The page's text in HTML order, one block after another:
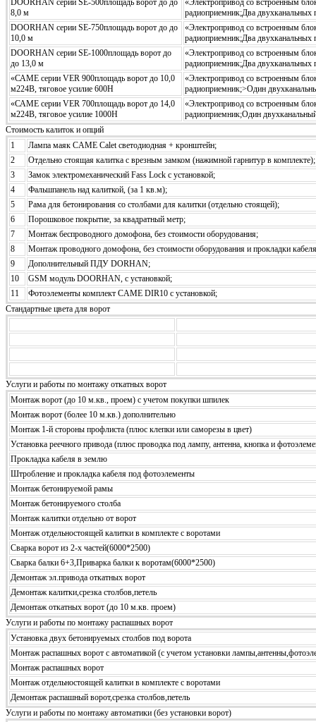
8,0 м
радиоприемник;Два двухканальных
DOORHAN серии SE-750площадь ворот до до
10,0 м
«Электропривод со встроенным
радиоприемник;Два двухканальных
DOORHAN серии SE-1000площадь ворот до
до 13,0 м
«Электропривод со встроенным
радиоприемник;Два двухканальных
«САМЕ серии VER 900площадь ворот до 10,0
м224В, тяговое усилие 600Н
«Электропривод со встроенным
радиоприемник;>Один
«САМЕ серии VER 700площадь ворот до 14,0
м224В, тяговое усилие 1000Н
«Электропривод со встроенным
радиоприемник;Один
Стоимость калиток и опций
1
Лампа маяк CAME Calet светодиодная + кронштейн;
2
Отдельно стоящая калитка с врезным замком (нажимной гарнитур в комплекте);
3
Замок электромеханический Fass Lock с установкой;
4
Фальшпанель над калиткой, (за 1 кв.м);
5
Рама для бетонирования со столбами для калитки (отдельно стоящей);
6
Порошковое покрытие, за квадратный метр;
7
Монтаж беспроводного домофона, без стоимости оборудования;
8
Монтаж проводного домофона, без стоимости оборудования и прокладки
9
Дополнительный ПДУ DORHAN;
10
GSM модуль DOORHAN, с установкой;
11
Фотоэлементы комплект CAME DIR10 с установкой;
Стандартные цвета для ворот
Услуги и работы по монтажу откатных ворот
Монтаж ворот (до 10 м.кв., проем) с учетом покупки шпилек
Монтаж ворот (более 10 м.кв.) дополнительно
Монтаж 1-й стороны профлиста (плюс клепки или саморезы в цвет)
Установка реечного привода (плюс проводка под лампу, антенна, кнопка и
Прокладка кабеля в землю
Штробление и прокладка кабеля под фотоэлементы
Монтаж бетонируемой рамы
Монтаж бетонируемого столба
Монтаж калитки отдельно от ворот
Монтаж отдельностоящей калитки в комплекте с воротами
Сварка ворот из 2-х частей(6000*2500)
Сварка балки 6+3,Приварка балки к воротам(6000*2500)
Демонтаж эл.привода откатных ворот
Демонтаж калитки,срезка столбов,петель
Демонтаж откатных ворот (до 10 м.кв. проем)
Услуги и работы по монтажу распашных ворот
Установка двух бетонируемых столбов под ворота
Монтаж распашных ворот с автоматикой (с учетом установки
Монтаж распашных ворот
Монтаж отдельностоящей калитки в комплекте с воротами
Демонтаж распашный ворот,срезка столбов,петель
Услуги и работы по монтажу автоматики (без установки ворот)